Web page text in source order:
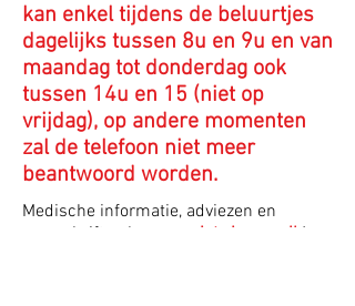
kan enkel tijdens de beluurtjes
dagelijks tussen 8u en 9u en van
maandag tot donderdag ook
tussen 14u en 15 (niet op
vrijdag), op andere momenten
zal de telefoon niet meer
beantwoord worden.
Medische informatie, adviezen en
voorschriften kunnen
niet via e-mail !